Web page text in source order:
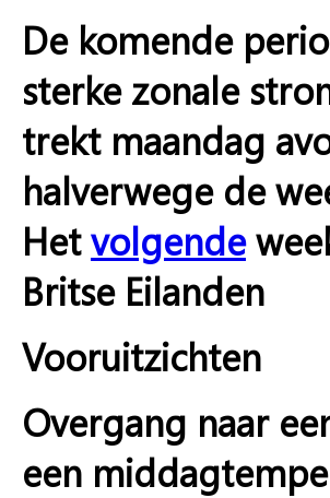
De komende
sterke zonale
trekt maandag
halverwege de
Hetvolgende
Britse Eilanden
Vooruitzichten
Overgang naar
een